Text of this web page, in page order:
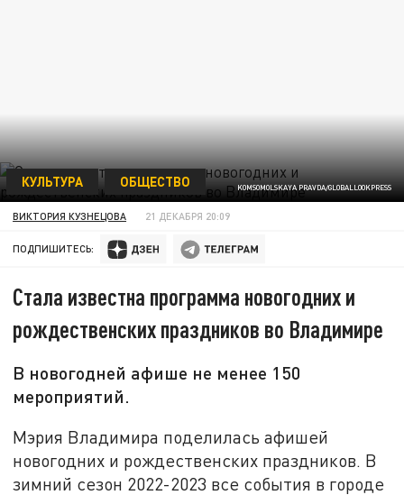
KOMSOMOLSKAYA PRAVDA/GLOBALLOOKPRESS
КУЛЬТУРА ОБЩЕСТВО
ВИКТОРИЯ КУЗНЕЦОВА 21 ДЕКАБРЯ 20:09
ПОДПИШИТЕСЬ:
Стала известна программа новогодних и
рождественских праздников во Владимире
В новогодней афише не менее 150
мероприятий.
Мэрия Владимира поделилась афишей
новогодних и рождественских праздников. В
зимний сезон 2022-2023 все события в городе